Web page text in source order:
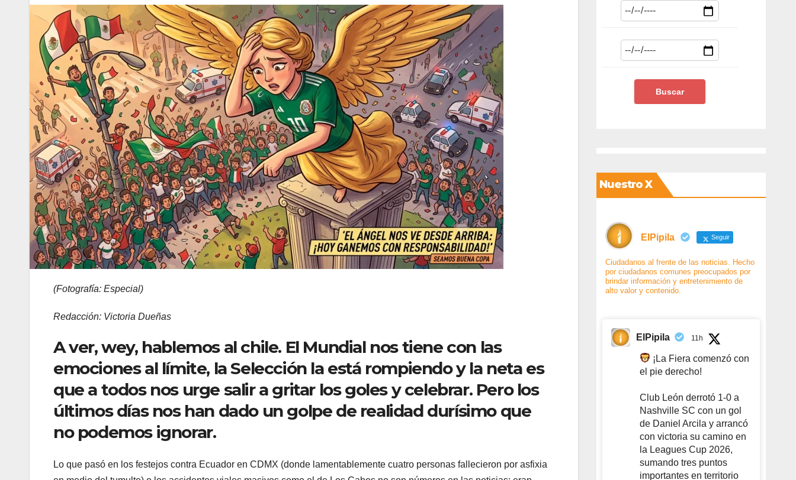
(Fotografía: Especial)
Redacción: Victoria Dueñas
A ver, wey, hablemos al chile. El Mundial nos tiene con las
emociones al límite, la Selección la está rompiendo y la neta es
que a todos nos urge salir a gritar los goles y celebrar. Pero los
últimos días nos han dado un golpe de realidad durísimo que
no podemos ignorar.
Lo que pasó en los festejos contra Ecuador en CDMX (donde lamentablemente cuatro personas fallecieron por asfixia
Nuestro X
ElPipila Seguir
Ciudadanos al frente de las noticias. Hecho
por ciudadanos comunes preocupados por
brindar información y entretenimiento de
alto valor y contenido.
ElPipila 11h
¡La Fiera comenzó con
el pie derecho!
Club León derrotó 1-0 a
Nashville SC con un gol
de Daniel Arcila y arrancó
con victoria su camino en
la Leagues Cup 2026,
sumando tres puntos
importantes en territorio